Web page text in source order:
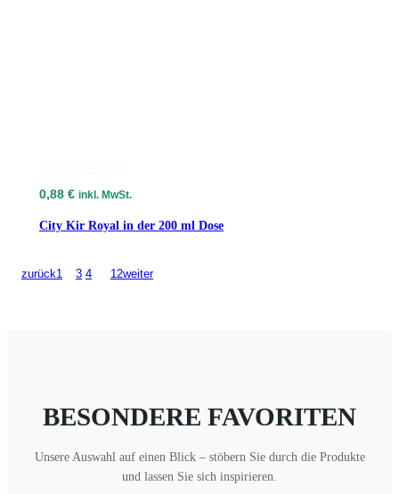
0,88 € inkl. MwSt.
City Kir Royal in der 200 ml Dose
zurück1 3 4 12weiter
BESONDERE FAVORITEN
Unsere Auswahl auf einen Blick – stöbern Sie durch die Produkte
und lassen Sie sich inspirieren.